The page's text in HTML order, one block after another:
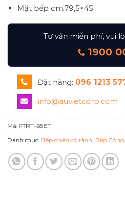
Mặt bếp cm.79,5×45
Tư vấn miễn phí, vui
1900
Đặt hàng: 096 1213
info@auvietcorp.com
Mã: FTRT-68ET
Danh mục: Bếp chiên có rãnh Bếp